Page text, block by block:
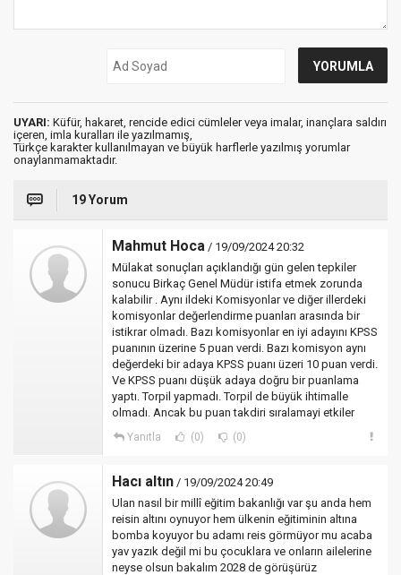
UYARI: Küfür, hakaret, rencide edici cümleler veya imalar, inançlara saldırı
içeren, imla kuralları ile yazılmamış,
Türkçe karakter kullanılmayan ve büyük harflerle yazılmış yorumlar
onaylanmamaktadır.
19 Yorum
Mahmut Hoca / 19/09/2024 20:32
Mülakat sonuçları açıklandığı gün gelen tepkiler
sonucu Birkaç Genel Müdür istifa etmek zorunda
kalabilir . Aynı ildeki Komisyonlar ve diğer illerdeki
komisyonlar değerlendirme puanları arasında bir
istikrar olmadı. Bazı komisyonlar en iyi adayını KPSS
puanının üzerine 5 puan verdi. Bazı komisyon aynı
değerdeki bir adaya KPSS puanı üzeri 10 puan verdi.
Ve KPSS puanı düşük adaya doğru bir puanlama
yaptı. Torpil yapmadı. Torpil de büyük ihtimalle
olmadı. Ancak bu puan takdiri sıralamayi etkiler
Yanıtla (0) (0)
Hacı altın / 19/09/2024 20:49
Ulan nasıl bir millî eğitim bakanlığı var şu anda hem
reisin altını oynuyor hem ülkenin eğitiminin altına
bomba koyuyor bu adamı reis görmüyor mu acaba
yav yazık değil mi bu çocuklara ve onların ailelerine
neyse olsun bakalım 2028 de görüşürüz